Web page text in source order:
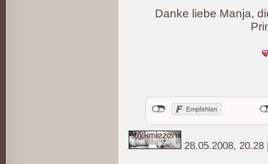
Danke liebe Manja,
28.05.2008, 20.28